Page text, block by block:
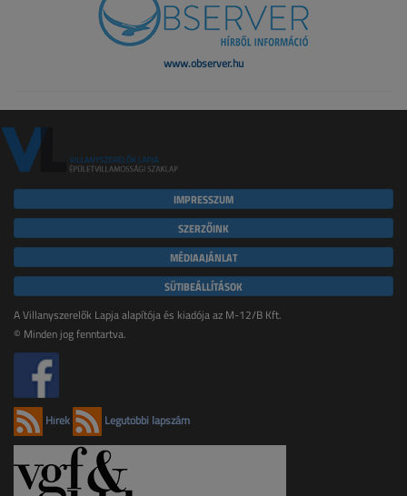
www.observer.hu
IMPRESSZUM
SZERZŐINK
MÉDIAAJÁNLAT
SÜTIBEÁLLÍTÁSOK
A Villanyszerelők Lapja alapítója és kiadója az M-12/B Kft.
© Minden jog fenntartva.
Hírek Legutóbbi lapszám